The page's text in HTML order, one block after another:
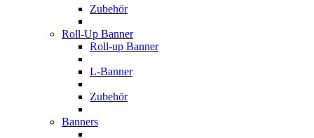
Zubehör
Roll-Up Banner
Roll-up Banner
L-Banner
Zubehör
Banners